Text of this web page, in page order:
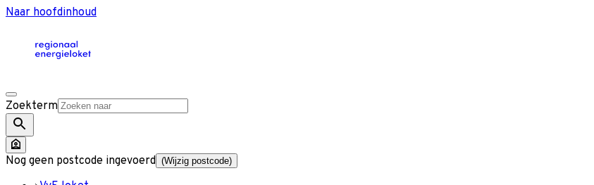
Naar hoofdinhoud
Zoekterm
Nog geen postcode ingevoerd (Wijzig postcode)